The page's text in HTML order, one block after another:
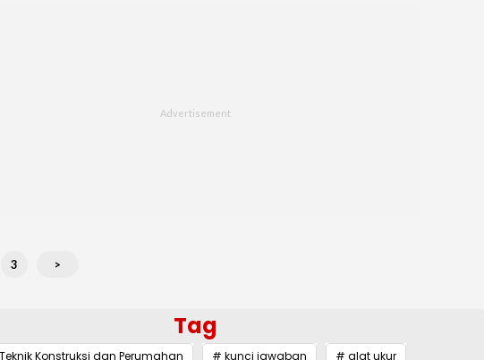
3 >
Tag
Konstruksi dan Perumahan # kunci jawaban # alat ukur